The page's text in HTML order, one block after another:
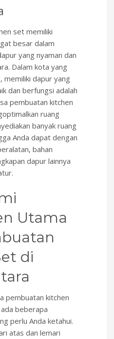
set memiliki
besar dalam
yang nyaman dan
Dalam kota yang
memiliki dapur yang
dan berfungsi adalah
pembuatan kitchen
ruang
banyak ruang
Anda dapat dengan
bahan
dapur lainnya
Utama
di
pembuatan kitchen
beberapa
perlu Anda ketahui.
atas dan lemari